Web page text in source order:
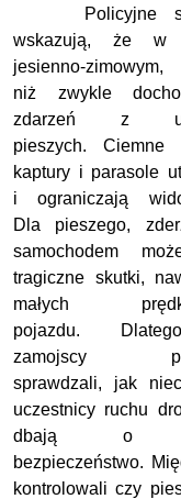
Policyjne
wskazują, że w
jesienno-zimowym,
niż zwykle
zdarzeń z
pieszych. Ciemne
kaptury i parasole
i ograniczają
Dla pieszego,
samochodem
tragiczne skutki,
małych
pojazdu.
zamojscy
sprawdzali, jak
uczestnicy ruchu
dbają o
bezpieczeństwo.
kontrolowali czy